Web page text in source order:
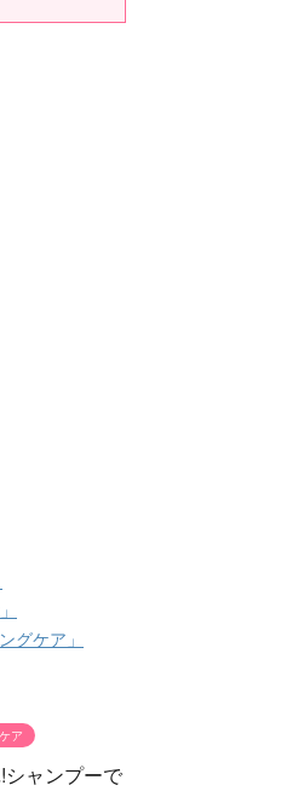
グケア」
ア
シャンプーで